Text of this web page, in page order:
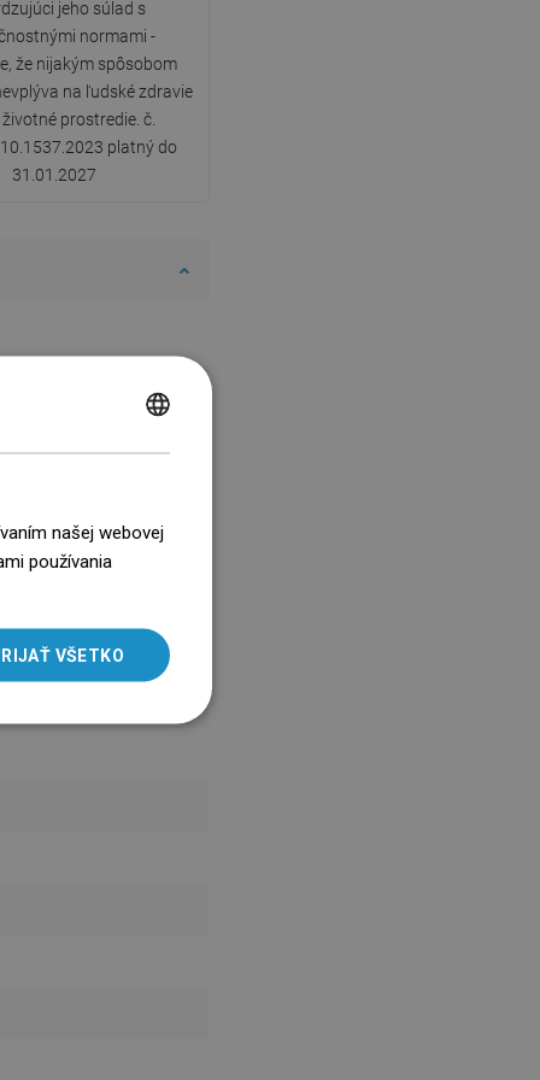
jeho súlad s
normami -
že nijakým spôsobom
na ľudské zdravie
prostredie. č.
platný do
31.01.2027
LITHUANIAN
ROMANIAN
našej webovej
používania
VŠETKO